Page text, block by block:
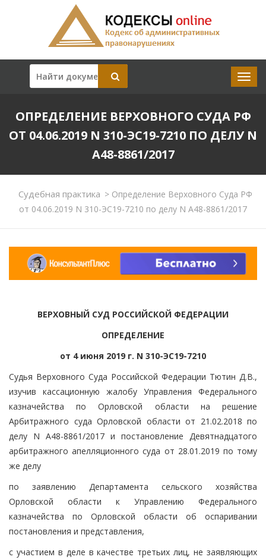
ОПРЕДЕЛЕНИЕ ВЕРХОВНОГО СУДА РФ
ОТ 04.06.2019 N 310-ЭС19-7210 ПО ДЕЛУ N
А48-8861/2017
Судебная практика >Определение Верховного Суда РФ
от 04.06.2019 N 310-ЭС19-7210 по делу N А48-8861/2017
ВЕРХОВНЫЙ СУД РОССИЙСКОЙ ФЕДЕРАЦИИ
ОПРЕДЕЛЕНИЕ
от 4 июня 2019 г. N 310-ЭС19-7210
Судья Верховного Суда Российской Федерации Тютин Д.В.,
изучив кассационную жалобу Управления Федерального
казначейства по Орловской области на решение
Арбитражного суда Орловской области от 21.02.2018 по
делу N А48-8861/2017 и постановление Девятнадцатого
арбитражного апелляционного суда от 28.01.2019 по тому
же делу
по заявлению Департамента сельского хозяйства
Орловской области к Управлению Федерального
казначейства по Орловской области об оспаривании
постановления и представления,
с участием в деле в качестве третьих лиц, не заявляющих